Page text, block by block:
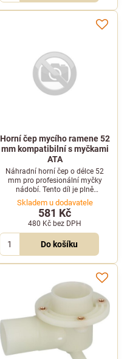
Horní čep mycího ramene 52
mm kompatibilní s myčkami
ATA
Náhradní horní čep o délce 52
mm pro profesionální myčky
nádobí. Tento díl je plně
kompatibilní se zařízeními
značky ATA.
Skladem u dodavatele
581 Kč
480 Kč bez DPH
Do košíku